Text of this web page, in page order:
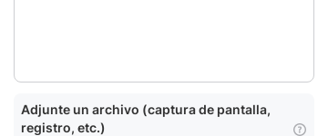
Adjunte un archivo (captura de pantalla,
registro, etc.)